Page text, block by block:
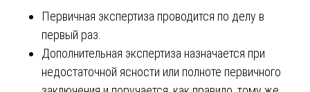
Первичная экспертиза проводится по делу в
первый раз.
Дополнительная экспертиза назначается при
недостаточной ясности или полноте первичного